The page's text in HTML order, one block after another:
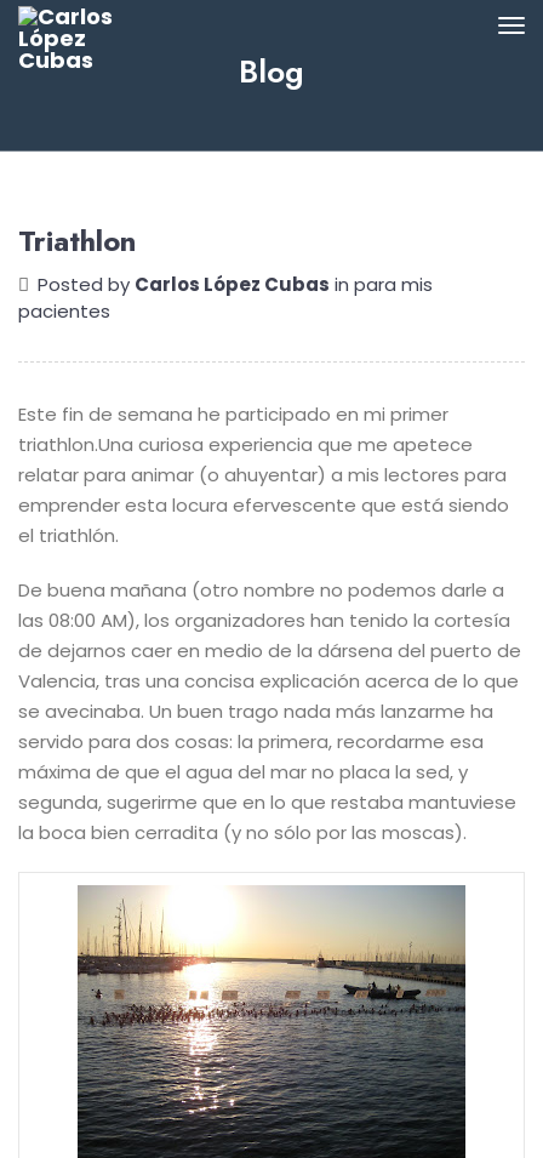
Blog
Triathlon
Posted by Carlos López Cubas in para mis
pacientes
Este fin de semana he participado en mi primer
triathlon.Una curiosa experiencia que me apetece
relatar para animar (o ahuyentar) a mis lectores para
emprender esta locura efervescente que está siendo
el triathlón.
De buena mañana (otro nombre no podemos darle a
las 08:00 AM), los organizadores han tenido la cortesía
de dejarnos caer en medio de la dársena del puerto de
Valencia, tras una concisa explicación acerca de lo que
se avecinaba. Un buen trago nada más lanzarme ha
servido para dos cosas: la primera, recordarme esa
máxima de que el agua del mar no placa la sed, y
segunda, sugerirme que en lo que restaba mantuviese
la boca bien cerradita (y no sólo por las moscas).